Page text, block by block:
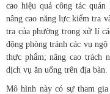
cao hiệu quả công tác
nâng cao năng lực kiểm tra
tra của phường trong xử lí
động phòng tránh các vụ
thực phẩm; nâng cao trách
dịch vụ ăn uống trên địa bàn.
Mô hình này có sự tham